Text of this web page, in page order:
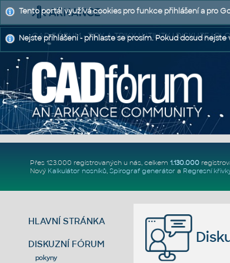
CAD FÓRUM - TIPY A TRIKY | UTILITY | DISKUZE |
Přes 123.000 registrovaných u nás, celkem 1.130.000
Nový Kalkulátor nosníků, Spirograf generátor a Regresní
HLAVNÍ STRÁNKA
DISKUZNÍ FÓRUM
pokyny
Tento portál využívá cookies pro funkce přihlášení a pro
Nejste přihlášeni - přihlaste se prosím. Pokud dosud